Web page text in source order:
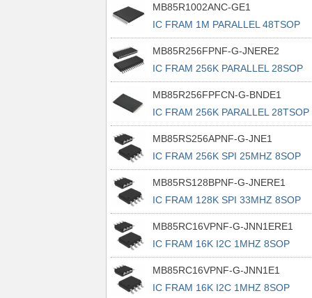
MB85R1002ANC-GE1
IC FRAM 1M PARALLEL 48TSOP
MB85R256FPNF-G-JNERE2
IC FRAM 256K PARALLEL 28SOP
MB85R256FPFCN-G-BNDE1
IC FRAM 256K PARALLEL 28TSOP
MB85RS256APNF-G-JNE1
IC FRAM 256K SPI 25MHZ 8SOP
MB85RS128BPNF-G-JNERE1
IC FRAM 128K SPI 33MHZ 8SOP
MB85RC16VPNF-G-JNN1ERE1
IC FRAM 16K I2C 1MHZ 8SOP
MB85RC16VPNF-G-JNN1E1
IC FRAM 16K I2C 1MHZ 8SOP